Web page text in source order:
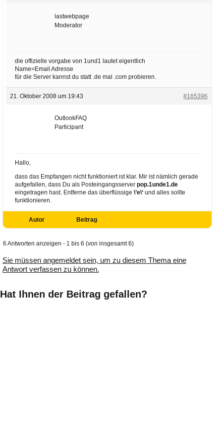
lastwebpage
Moderator
die offizielle vorgabe von 1und1 lautet eigentlich
Name=Email Adresse
für die Server kannst du statt .de mal .com probieren.
21. Oktober 2008 um 19:43 #165396
OutlookFAQ
Participant
Hallo,
dass das Empfangen nicht funktioniert ist klar. Mir ist nämlich gerade
aufgefallen, dass Du als Posteingangsserver pop.1unde1.de
eingetragen hast. Entferne das überflüssige \’e\‘und alles sollte
funktionieren.
Autor Beitrag
6 Antworten anzeigen - 1 bis 6 (von insgesamt 6)
Sie müssen angemeldet sein, um zu diesem Thema eine
Antwort verfassen zu können.
Hat Ihnen der Beitrag gefallen?